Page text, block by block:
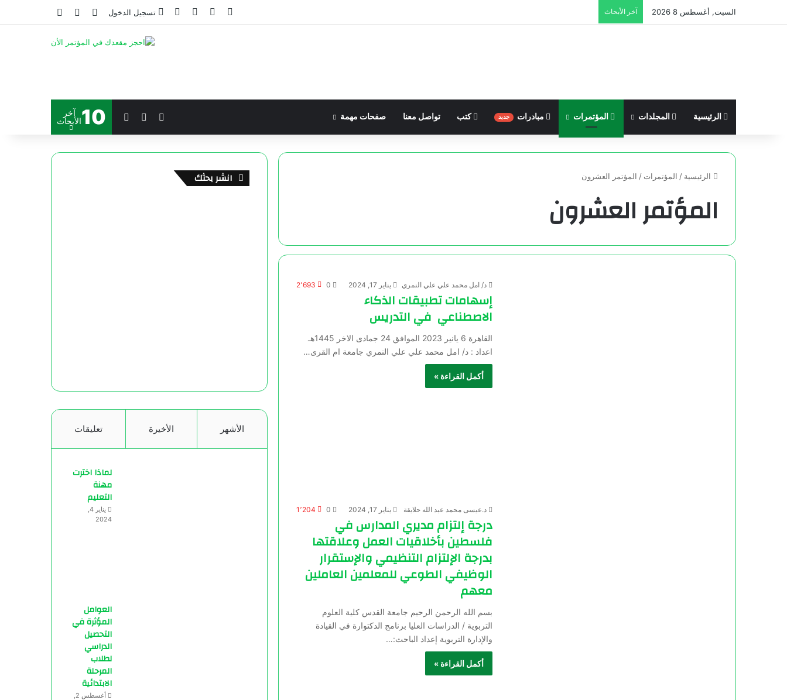
السبت, أغسطس 8 2026 آخر الأبحاث تسجيل الدخول
الرئيسية المجلدات المؤتمرات مبادرات جديد كتب تواصل معنا صفحات مهمة 10
آخر
الأبحاث
الرئيسية / المؤتمرات / المؤتمر العشرون
المؤتمر العشرون
د/ امل محمد علي علي النمري يناير 17, 2024 0 2٬693
إسهامات تطبيقات الذكاء
الاصطناعي في التدريس
القاهرة 6 يانير 2023 الموافق 24 جمادى الاخر 1445هـ
اعداد : د/ امل محمد علي علي النمري جامعة ام القرى…
أكمل القراءة »
د.عيسى محمد عبد الله حلايقة يناير 17, 2024 0 1٬204
درجة إلتزام مديري المدارس في
فلسطين بأخلاقيات العمل وعلاقتها
بدرجة الإلتزام التنظيمي والإستقرار
الوظيفي الطوعي للمعلمين العاملين
معهم
بسم الله الرحمن الرحيم جامعة القدس كلية العلوم
التربوية / الدراسات العليا برنامج الدكتوارة في القيادة
والإدارة التربوية إعداد الباحث:…
أكمل القراءة »
انشر بحثك
الأشهر الأخيرة تعليقات
لماذا اخترت
مهنة
التعليم
يناير 4,
2024
العوامل
المؤثرة في
التحصيل
الدراسي
لطلاب
المرحلة
الابتدائية
أغسطس 2,